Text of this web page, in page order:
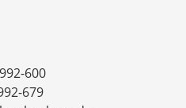
600
679